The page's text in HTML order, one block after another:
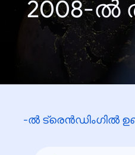
2008-ൽ
-ൽ ട്രെൻഡിംഗിൽ